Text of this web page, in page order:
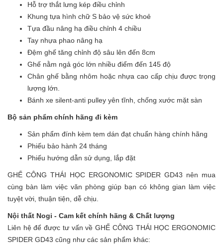
Hỗ trợ thắt lưng kép điều chỉnh
Khung tựa hình chữ S bảo vệ sức khoẻ
Tựa đầu nâng hạ điều chỉnh 4 chiều
Tay nhựa phao nâng hạ
Đệm ghế tăng chỉnh độ sâu lên đến 8cm
Ghế nằm ngả góc lớn nhiều điểm đến 145 độ
Chân ghế bằng nhôm hoặc nhựa cao cấp chịu được trọng
lượng lớn.
Bánh xe silent-anti pulley yên tĩnh, chống xước mặt sàn
Bộ sản phẩm chính hãng đi kèm
Sản phẩm đính kèm tem dán đạt chuẩn hàng chính hãng
Phiếu bảo hành 24 tháng
Phiếu hướng dẫn sử dụng, lắp đặt
GHẾ CÔNG THÁI HỌC ERGONOMIC SPIDER GD43 nên mua
cùng bàn làm việc văn phòng giúp bạn có không gian làm việc
tuyệt vời, thuận tiện, dễ chịu.
Nội thất Nogi - Cam kết chính hãng & Chất lượng
Liên hệ để được tư vấn về GHẾ CÔNG THÁI HỌC ERGONOMIC
SPIDER GD43 cũng như các sản phẩm khác: